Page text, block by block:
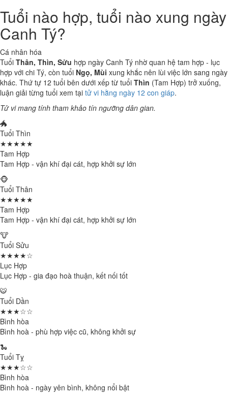
Tuổi nào hợp, tuổi nào xung ngày
Canh Tý?
Cá nhân hóa
Tuổi Thân, Thìn, Sửu hợp ngày Canh Tý nhờ quan hệ tam hợp - lục
hợp với chi Tý, còn tuổi Ngọ, Mùi xung khắc nên lùi việc lớn sang ngày
khác. Thứ tự 12 tuổi bên dưới xếp từ tuổi Thìn (Tam Hợp) trở xuống,
luận giải từng tuổi xem tại tử vi hằng ngày 12 con giáp.
Tử vi mang tính tham khảo tín ngưỡng dân gian.
🐲
Tuổi Thìn
★★★★★
Tam Hợp
Tam Hợp - vận khí đại cát, hợp khởi sự lớn
🐵
Tuổi Thân
★★★★★
Tam Hợp
Tam Hợp - vận khí đại cát, hợp khởi sự lớn
🐮
Tuổi Sửu
★★★★☆
Lục Hợp
Lục Hợp - gia đạo hoà thuận, kết nối tốt
🐯
Tuổi Dần
★★★☆☆
Bình hòa
Bình hoà - phù hợp việc cũ, không khởi sự
🐍
Tuổi Tỵ
★★★☆☆
Bình hòa
Bình hoà - ngày yên bình, không nổi bật